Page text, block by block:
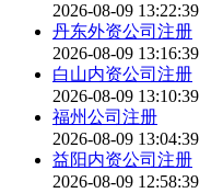
2026-08-09 13:22:39
丹东外资公司注册
2026-08-09 13:16:39
白山内资公司注册
2026-08-09 13:10:39
福州公司注册
2026-08-09 13:04:39
益阳内资公司注册
2026-08-09 12:58:39